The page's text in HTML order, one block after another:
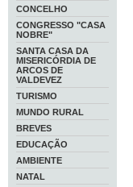
CONCELHO
CONGRESSO "CASA
NOBRE"
SANTA CASA DA
MISERICÓRDIA DE
ARCOS DE
VALDEVEZ
TURISMO
MUNDO RURAL
BREVES
EDUCAÇÃO
AMBIENTE
NATAL